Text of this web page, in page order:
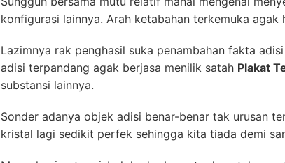
konfigurasi lainnya. Arah ketabahan terkemuka
Lazimnya rak penghasil suka penambahan fakta
adisi terpandang agak berjasa menilik satah Plakat
substansi lainnya.
Sonder adanya objek adisi benar-benar tak urusan
kristal lagi sedikit perfek sehingga kita tiada demi